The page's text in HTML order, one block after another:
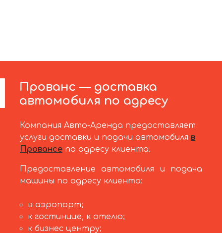
Прованс — доставка
автомобиля по адресу
Компания Авто-Аренда предоставляет
услуги доставки и подачи автомобиля в
Провансе по адресу клиента.
Предоставление автомобиля и подача
машины по адресу клиента:
в аэропорт;
к гостинице, к отелю;
к бизнес центру;